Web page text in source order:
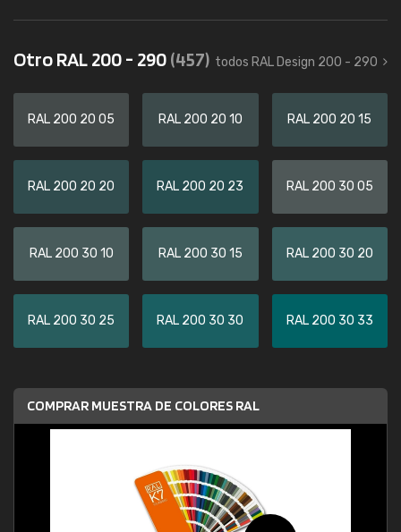
Otro RAL 200 - 290(457) todos RAL Design 200 - 290
RAL 200 20 05 RAL 200 20 10 RAL 200 20 15
RAL 200 20 20 RAL 200 20 23 RAL 200 30 05
RAL 200 30 10 RAL 200 30 15 RAL 200 30 20
RAL 200 30 25 RAL 200 30 30 RAL 200 30 33
COMPRAR MUESTRA DE COLORES RAL